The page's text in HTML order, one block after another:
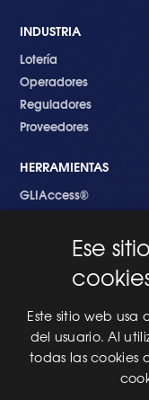
INDUSTRIA
Lotería
Operadores
Reguladores
Proveedores
HERRAMIENTAS
GLIAccess®
EMPEZANDO
Nuevo en GLI
Nuevo Software
Una Nueva Máquina
Modificaciones al
Modificaciones al
Ese
Este sitio web usa
del usuario. Al
todas las cookies